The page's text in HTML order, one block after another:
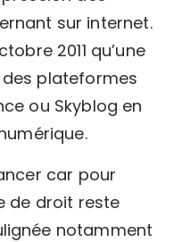
sur internet.
2011 qu’une
plateformes
ou Skyblog en
car pour
de droit reste
notamment